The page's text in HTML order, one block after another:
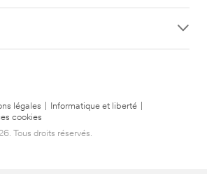
légales Informatique et liberté
cookies
Tous droits réservés.